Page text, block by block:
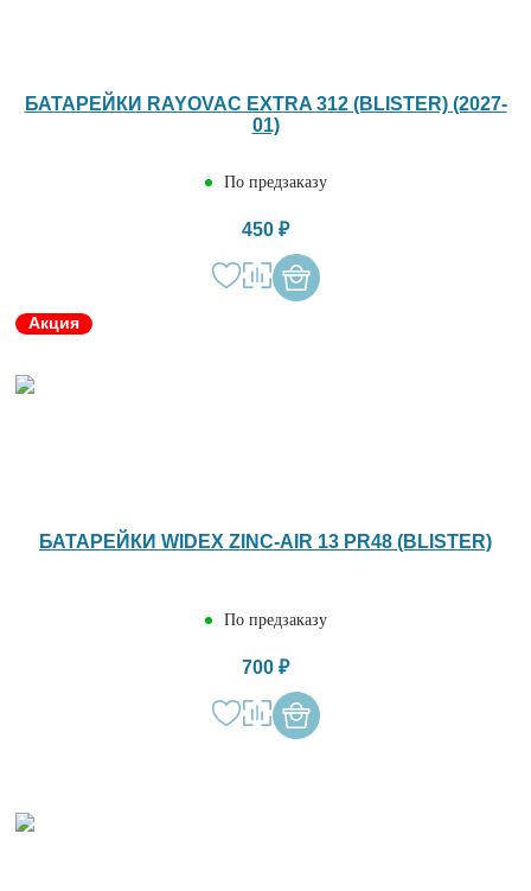
БАТАРЕЙКИ RAYOVAC EXTRA 312 (BLISTER) (2027-
01)
По предзаказу
450 ₽
Акция
БАТАРЕЙКИ WIDEX ZINC-AIR 13 PR48 (BLISTER)
По предзаказу
700 ₽